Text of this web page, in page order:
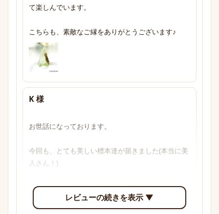
て楽しんでいます。
こちらも、素敵なご縁をありがとうございます♪
K 様
お世話になっております。
今回も、とても美しい標本達が届きました(本当に美
人さん！)
透明感のあるブルーからパープル、多色性がはっき
り確認できて眺めていて楽しいです。
レビューの続きを表示 ▼